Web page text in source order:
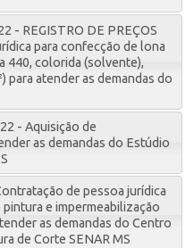
- REGISTRO DE PREÇOS
para confecção de lona
440, colorida (solvente),
para atender as demandas do
- Aquisição de
as demandas do Estúdio
de pessoa jurídica
e impermeabilização
as demandas do Centro
de Corte SENAR MS